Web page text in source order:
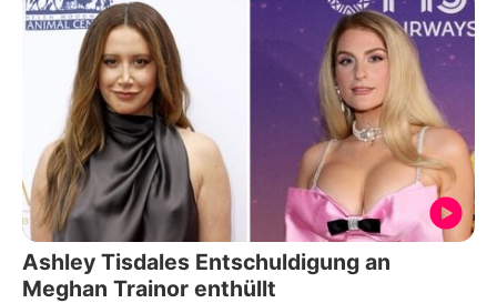
Ashley Tisdales Entschuldigung an
Meghan Trainor enthüllt